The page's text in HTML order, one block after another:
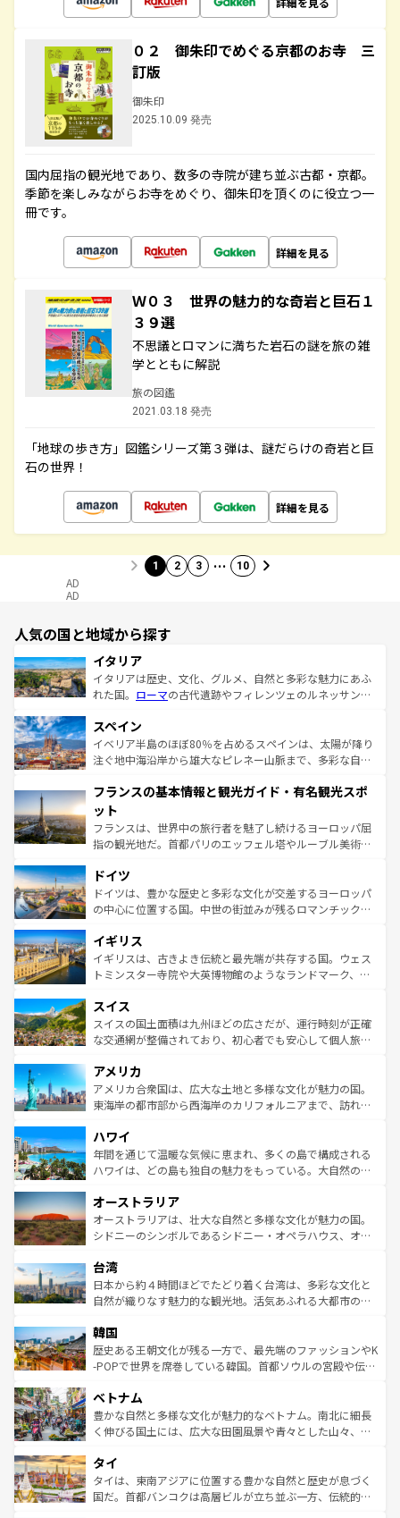
０２ 御朱印でめぐる京都のお寺 三
訂版
御朱印
2025.10.09 発売
国内屈指の観光地であり、数多の寺院が建ち並ぶ古都・京都。
季節を楽しみながらお寺をめぐり、御朱印を頂くのに役立つ一
冊です。
詳細を見る
Ｗ０３ 世界の魅力的な奇岩と巨石１
３９選
不思議とロマンに満ちた岩石の謎を旅の雑
学とともに解説
旅の図鑑
2021.03.18 発売
「地球の歩き方」図鑑シリーズ第３弾は、謎だらけの奇岩と巨
石の世界！
詳細を見る
1 2 3 … 10
AD
AD
人気の国と地域から探す
イタリア
イタリアは歴史、文化、グルメ、自然と多彩な魅力にあふ
れた国。 ローマの古代遺跡やフィレンツェのルネッサンス
ろん、トスカーナの美しい田園風景やアマルフィ海岸の絶
景など、自然景観も見逃せない。観光の合間には、本場の
ピザやパスタなど、絶品のイタリア料理を堪能することも
ませてくれるイタリアで、忘れられない旅をしてみよう！
なお、新着のイタリア情報は
しい。
スペイン
イベリア半島のほぼ80％を占めるスペインは、太陽が降り
注ぐ地中海沿岸から雄大なピレネー山脈まで、多彩な自然
文化が根付くこの国では、情熱的なフラメンコ、熱気あふ
れる闘牛、そして美味しいタパスが生活の一部となってい
る。首都マドリードの洗練された雰囲気や、バルセロナの
アートに溢れた街角から、地方では古代ローマ遺跡や中世
せる。地方によって風土や気候が異なるスペインはその個
性で訪れる人を魅了する。 なお、新着のスペイン情報は コ
ンテンツ一覧を参照してほしい。
フランスの基本情報と観光ガイド・有名観光スポ
ット
フランスは、世界中の旅行者を魅了し続けるヨーロッパ屈
指の観光地だ。首都パリのエッフェル塔やルーブル美術館
で、幅広い魅力が詰まっている。華麗な宮殿、歴史的な大
聖堂、美しいビーチ、そして豊かな自然が、訪れる者を心
から魅了する。また、フランスは美食の国としても知ら
いる。シャンパンの発祥地であるランス、プロヴァンスの
香り高いラベンダー畑など、多彩な楽しみ方が可能だ。さ
らに、パリ以外の地域にも魅力が溢れており、どの街角に
れる地方に足を運ぶとそれぞれで全く異なる文化を体験で
きるだろう。 なお、新着のフランス情報はコンテンツ一覧
を参照してほしい。
ドイツ
ドイツは、豊かな歴史と多彩な文化が交差するヨーロッパ
の中心に位置する国。中世の街並みが残るロマンチック街
顔を持つこの国は、どこを歩いても飽きることがない。ベ
ルリンの文化的活気、バイエルン州のアルプスの絶景、そ
してライン川沿いのワイン畑といった風景は必見。ビール
は、お酒好きな人にはぜひ体験してほしい。 なお、新着の
ドイツ情報はコンテンツ一覧を参照してほしい。
イギリス
イギリスは、古きよき伝統と最先端が共存する国。ウェス
トミンスター寺院や大英博物館のようなランドマーク、歴
リアごとに異なる魅力がある。また、優雅なアフタヌーン
ティー、ビール好きにはたまらない英国パブ、サッカー観
戦など、本場だからこそできる体験も豊富。イギリスを旅
ンツ一覧を参照してほしい。
スイス
スイスの国土面積は九州ほどの広さだが、運行時刻が正確
な交通網が整備されており、初心者でも安心して個人旅行
の建物がそのまま残る町や、スイスならではのユニークな
博物館もあり、アルプス観光だけでなく町歩きも満喫する
ことができる。国民の所得が高いため物価も高いが、旅行
ば市内交通費無料で観光を楽しむこともできる。 なお、新
着のスイス情報はコンテンツ一覧 を参照してほしい。
アメリカ
アメリカ合衆国は、広大な土地と多様な文化が魅力の国。
東海岸の都市部から西海岸のカリフォルニアまで、訪れる
のような巨大都市は、観光、ショッピング、エンターテイ
ンメントが詰まった刺激的なスポットだ。一方、アメリカ
西部には大自然が広がり、グランドキャニオンやイエロー
部のニューオーリンズでは、音楽と美食が融合した独特の
文化が魅力。旅行者はアメリカの各地域で異なる魅力を楽
しみながら、その多様性と豊かな歴史を感じることができ
ならではの贅沢な旅のスタイルだ。 なお、新着のアメリカ
情報はコンテンツ一覧を参照してほしい。
ハワイ
年間を通じて温暖な気候に恵まれ、多くの島で構成される
ハワイは、どの島も独自の魅力をもっている。大自然の神
ワイ島は見逃せない。また、定番の観光地といえばオアフ
島だが、静かな自然を求めるならマウイ島やカウアイ島が
おすすめ。エメラルドグリーンに輝く海をはじめ、豊かな
れるおもてなしの心で訪れる人々を迎えてくれるハワイの
人々、おいしいローカルフードやハワイアンミュージッ
ク、伝統的なフラダンスなど、すべてがハワイの魅力を彩
ワイを、存分に味わってほしい。 なお、新着のハワイ情報
はコンテンツ一覧を参照してほしい。
オーストラリア
オーストラリアは、壮大な自然と多様な文化が魅力の国。
シドニーのシンボルであるシドニー・オペラハウス、オー
リアリーフや大陸中央部にそびえるウルル（エアーズロッ
ク）、タスマニアの美しい原生林やケアンズの熱帯雨林な
ど、見どころがたくさん。また、カフェやワイン、オージ
いる。アクティビティも充実しており、サーフィンやダイ
ビング、ハイキングなど、アウトドア好きにはたまらな
い。オーストラリアの多彩な魅力を存分に味わいつくそ
参照してほしい。
台湾
日本から約４時間ほどでたどり着く台湾は、多彩な文化と
自然が織りなす魅力的な観光地。活気あふれる大都市の台
ン）、静ひつな山岳地帯である台湾東部など、都市の喧騒
と山間の静けさが共存しており、訪れる人に新しい発見と
驚きをもたらしてくれる。また、奥深い台湾の食文化も魅
容にもいいと評判のスイーツなど、バラエティ豊かな料理
が味わえる。 なお、新着の台湾情報は コンテンツ一覧を参
照してほしい。
韓国
歴史ある王朝文化が残る一方で、最先端のファッションやK
-POPで世界を席巻している韓国。首都ソウルの宮殿や伝統
き、地方に足を延ばせば四季折々の自然美を楽しむことが
できる。そして、キムチや焼肉、絶品のストリートフード
まで、さまざまな韓国料理が待っている。夜には、韓国な
リティに包まれながら、韓国の多彩な魅力を心ゆくまで味
わってみてほしい。 なお、新着の韓国情報はコンテンツ一
覧を参照してほしい。
ベトナム
豊かな自然と多様な文化が魅力的なベトナム。南北に細長
く伸びる国土には、広大な田園風景や青々とした山々、世
急速な発展と共に伝統が息づく。ハノイの古い町並みやホ
ーチミン市のフランス統治時代の建物も、独特の雰囲気を
醸し出している。また、バラエティの豊かさとおいしさで
タイ
タイは、東南アジアに位置する豊かな自然と歴史が息づく
国だ。首都バンコクは高層ビルが立ち並ぶ一方、伝統的な